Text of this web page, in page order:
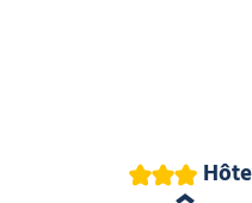
3 étoiles